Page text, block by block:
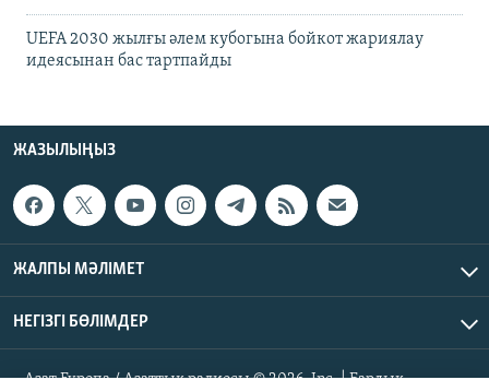
UEFA 2030 жылғы әлем кубогына бойкот жариялау
идеясынан бас тартпайды
ЖАЗЫЛЫҢЫЗ
ЖАЛПЫ МӘЛІМЕТ
НЕГІЗГІ БӨЛІМДЕР